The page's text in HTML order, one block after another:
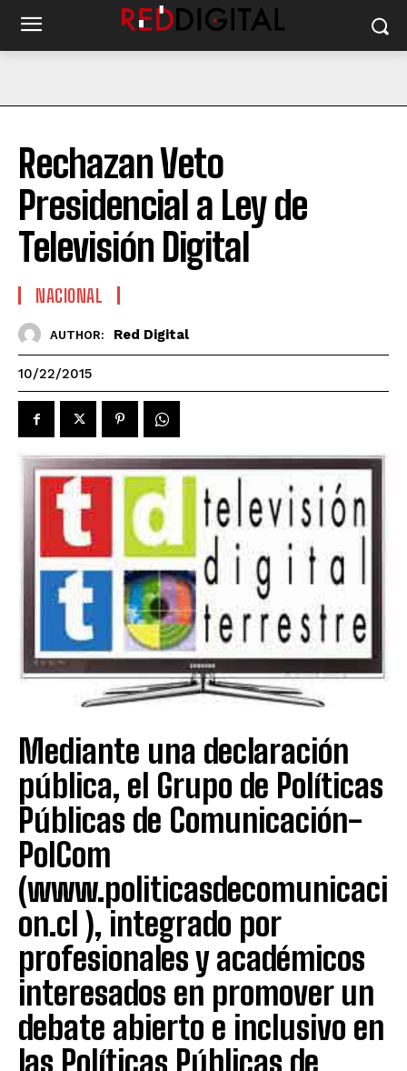
Rechazan Veto
Presidencial a Ley de
Televisión Digital
NACIONAL
AUTHOR: Red Digital
10/22/2015
Mediante una declaración
pública, el Grupo de Políticas
Públicas de Comunicación-
PolCom
(www.politicasdecomunicaci
on.cl ), integrado por
profesionales y académicos
interesados en promover un
debate abierto e inclusivo en
las Políticas Públicas de